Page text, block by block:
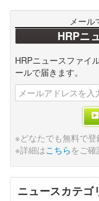
メール
HRPニ
HRPニュースファイ
ールで届きます。
※どなたでも無料で
※詳細はこちらをご
ニュースカテゴ